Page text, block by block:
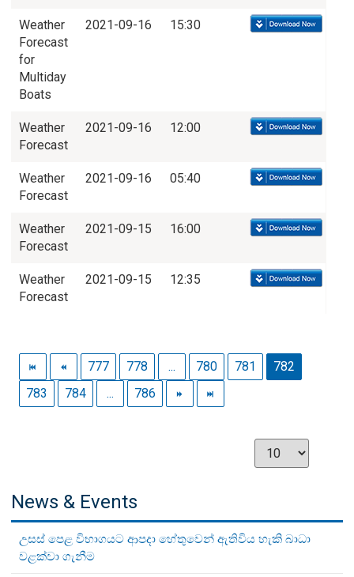
Weather
Forecast
for
Multiday
Boats
2021-09-16 15:30
Weather
Forecast
2021-09-16 12:00
Weather
Forecast
2021-09-16 05:40
Weather
Forecast
2021-09-15 16:00
Weather
Forecast
2021-09-15 12:35
777 778 ... 780 781
782
783
784 ... 786
News & Events
උසස් පෙළ විභාගයට ආපදා හේතුවෙන් ඇතිවිය හැකි බාධා
වළක්වා ගැනීම